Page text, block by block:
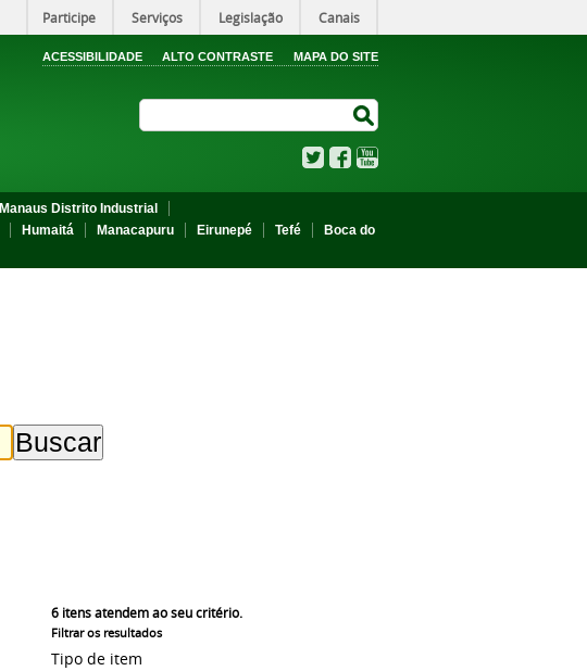
Participe Serviços Legislação Canais
ACESSIBILIDADE ALTO CONTRASTE MAPA DO SITE
TwitterFacebook
Manaus Distrito Industrial
Humaitá Manacapuru Eirunepé Tefé
Boca do
6itens atendem ao seu critério.
Filtrar os resultados
Tipo de item